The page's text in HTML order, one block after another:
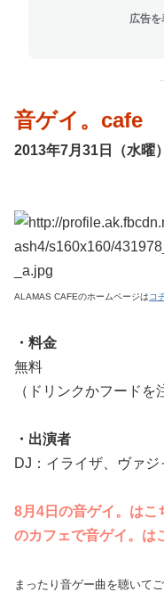
広告
音ゲイ。cafe
2013年7月31日（水
ALAMAS CAFEのホームページはコ
・料金
無料
（ドリンクかフードを
・出演者
DJ：イライザ、ヴァジ
8月4日の音ゲイ。は
のカフェで音ゲイ。は
まったり音ゲー曲を聴いて